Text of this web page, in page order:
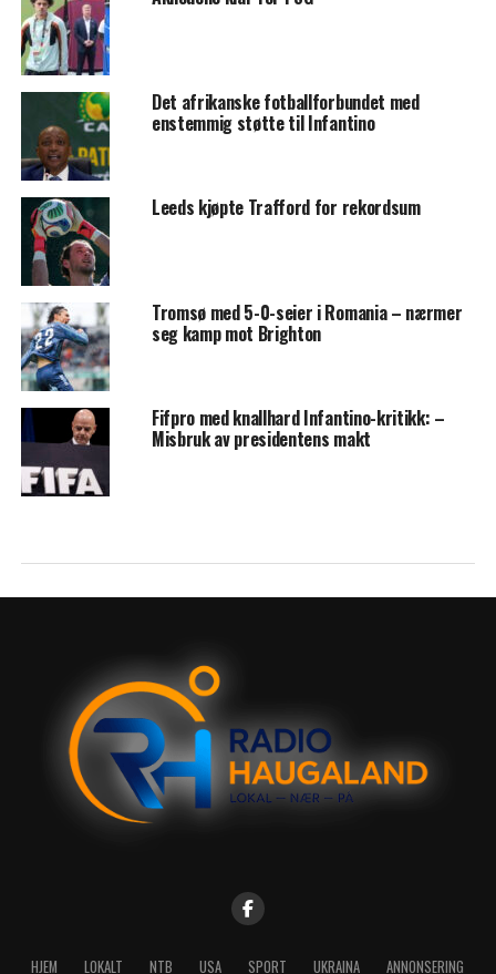
Det afrikanske fotballforbundet med
enstemmig støtte til Infantino
Leeds kjøpte Trafford for rekordsum
Tromsø med 5-0-seier i Romania – nærmer
seg kamp mot Brighton
Fifpro med knallhard Infantino-kritikk: –
Misbruk av presidentens makt
HJEM LOKALT NTB USA SPORT UKRAINA ANNONSERING